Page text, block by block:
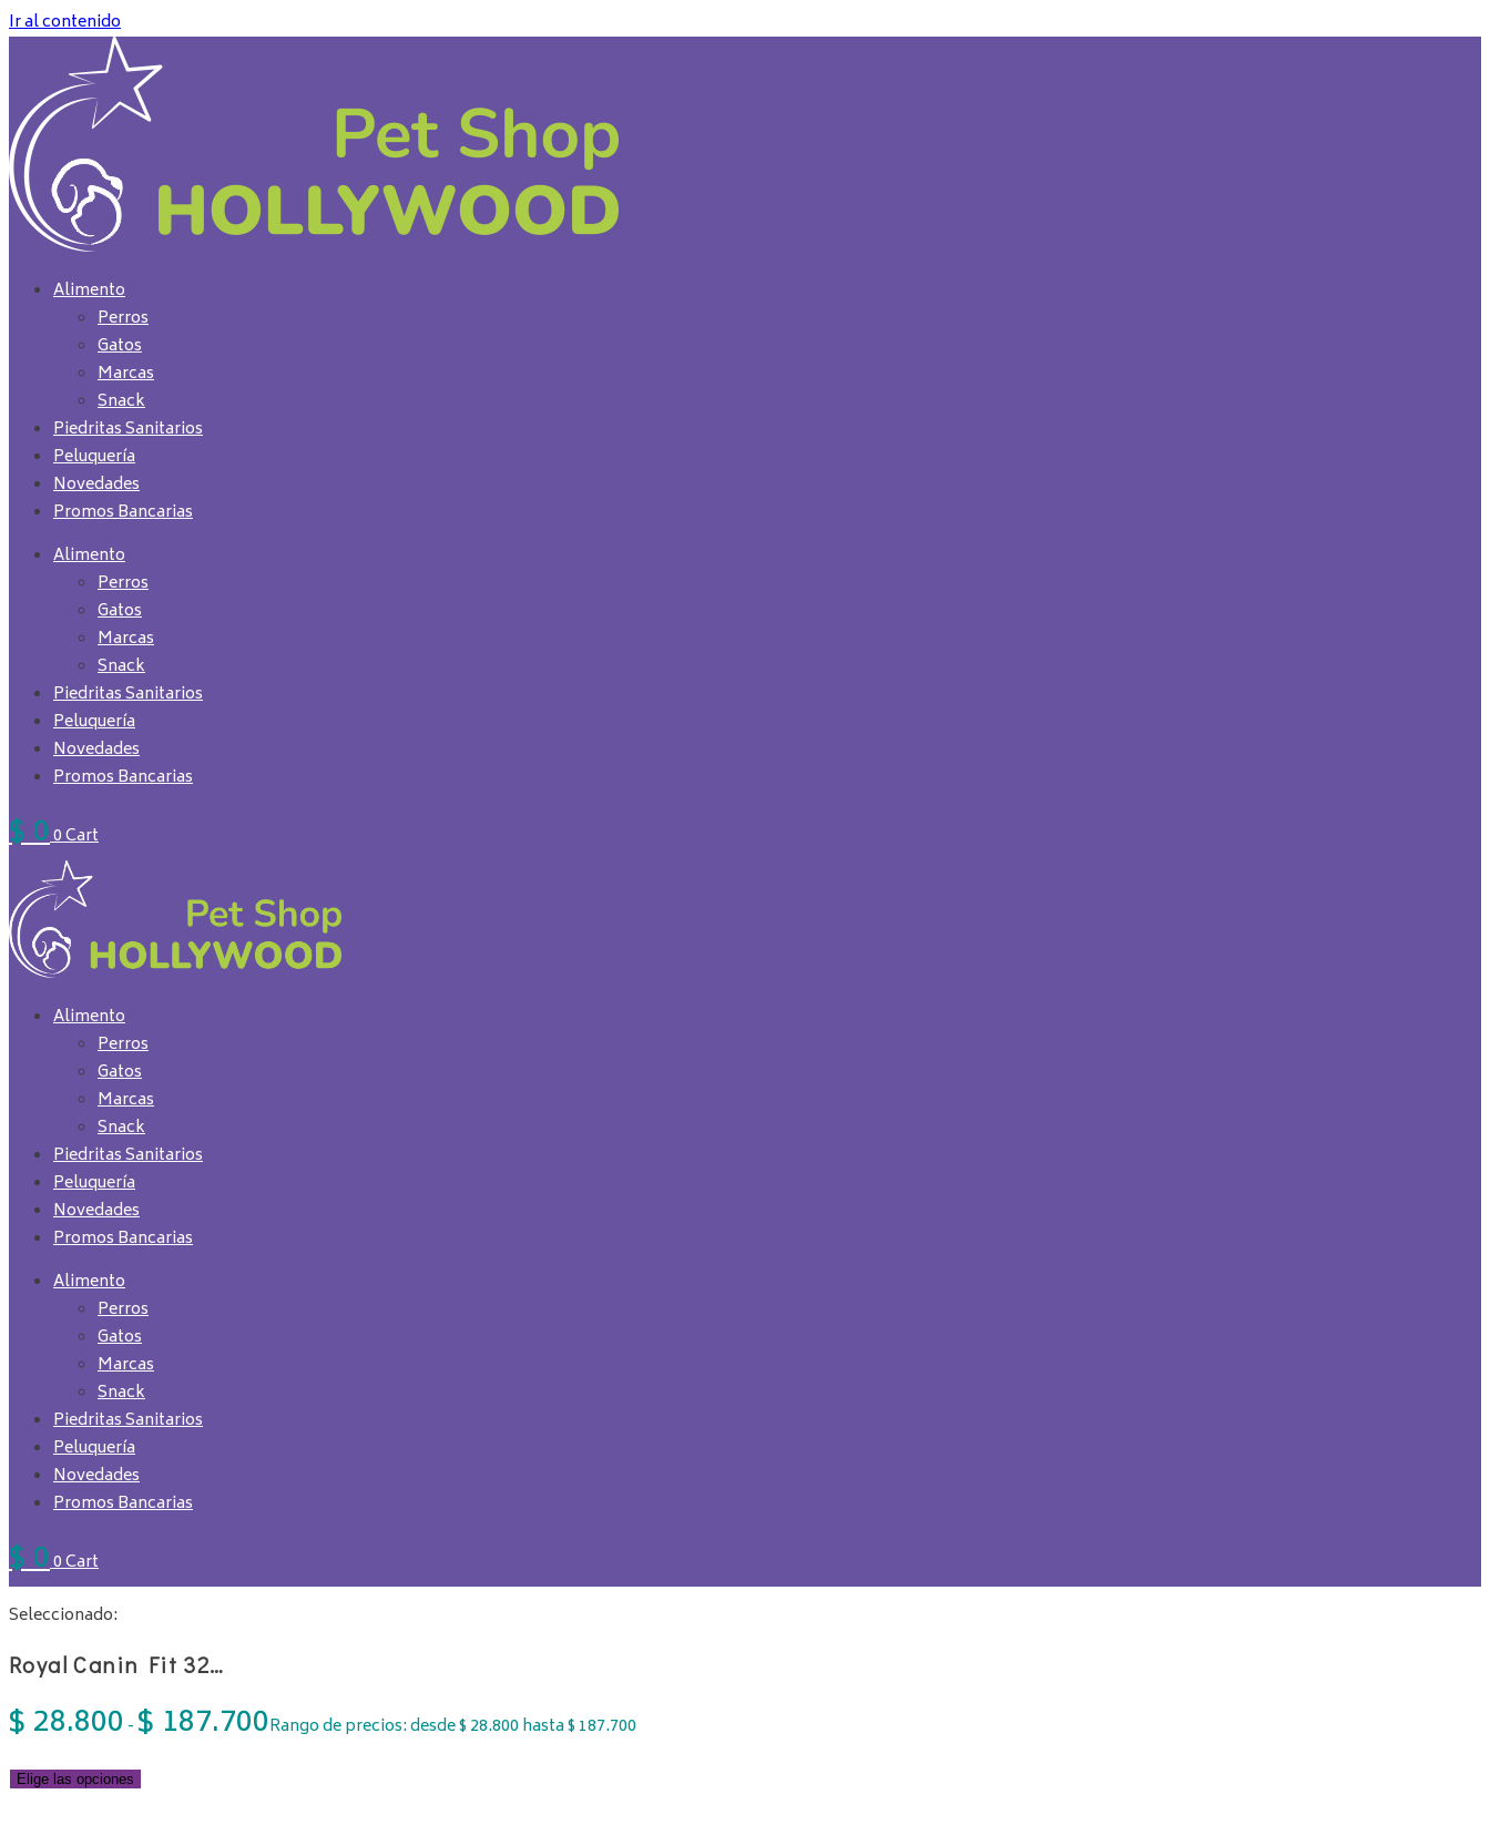
Ir al contenido
Alimento
Perros
Gatos
Marcas
Snack
Piedritas Sanitarios
Peluquería
Novedades
Promos Bancarias
Alimento
Perros
Gatos
Marcas
Snack
Piedritas Sanitarios
Peluquería
Novedades
Promos Bancarias
$00Cart
Alimento
Perros
Gatos
Marcas
Snack
Piedritas Sanitarios
Peluquería
Novedades
Promos Bancarias
Alimento
Perros
Gatos
Marcas
Snack
Piedritas Sanitarios
Peluquería
Novedades
Promos Bancarias
$00Cart
Seleccionado:
Royal Canin Fit 32…
$28.800 - $ 187.700Rango de precios: desde $ 28.800 hasta $ 187.700
Elige las opciones